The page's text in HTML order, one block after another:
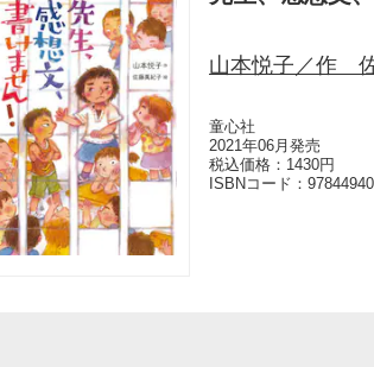
山本悦子／作
童心社
2021年06月発売
税込価格：1430円
ISBNコード：